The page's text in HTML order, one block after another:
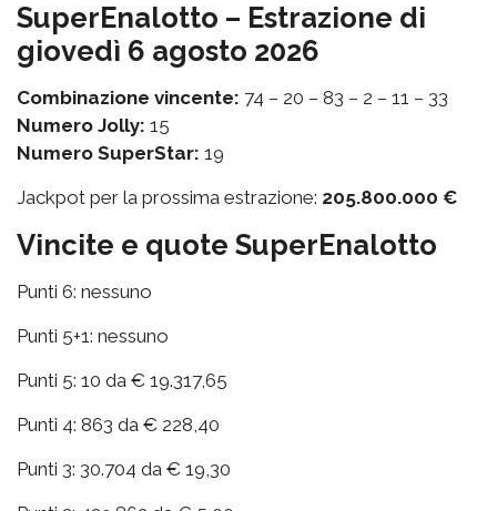
SuperEnalotto – Estrazione di
giovedì 6 agosto 2026
Combinazione vincente: 74 – 20 – 83 – 2 – 11 – 33
Numero Jolly: 15
Numero SuperStar: 19
Jackpot per la prossima estrazione: 205.800.000 €
Vincite e quote SuperEnalotto
Punti 6: nessuno
Punti 5+1: nessuno
Punti 5: 10 da € 19.317,65
Punti 4: 863 da € 228,40
Punti 3: 30.704 da € 19,30